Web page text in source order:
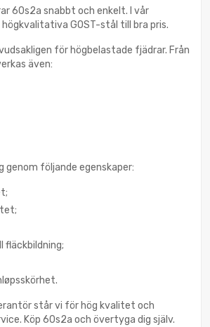
60s2a snabbt och enkelt. I vår
GOST-stål till bra pris.
för högbelastade fjädrar. Från
även:
genom följande egenskaper:
fläckbildning;
står vi för hög kvalitet och
Köp 60s2a och övertyga dig själv.